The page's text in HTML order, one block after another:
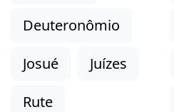
Deuteronômio
Josué
Juízes
Rute